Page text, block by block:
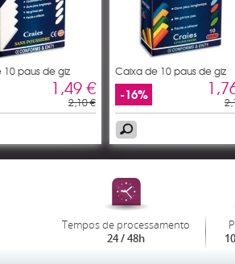
paus de giz
1,49 €
2,10 €
Caixa de 10 paus de giz
-16%
Tempos de processamento
24 / 48h